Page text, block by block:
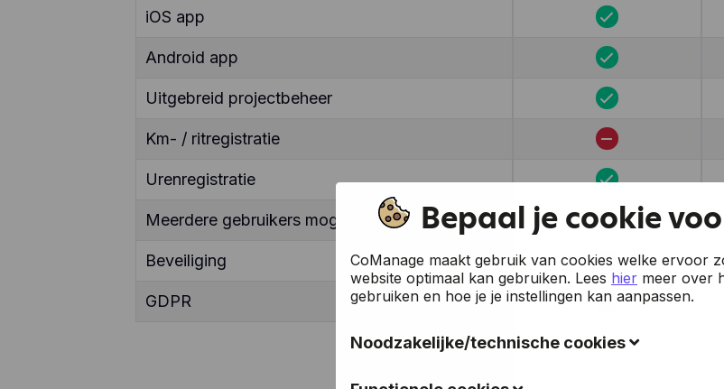
iOS app
Android app
Uitgebreid projectbeheer
Km- / ritregistratie
Urenregistratie
Meerdere gebruikers mogelijk
Beveiliging
GDPR
Bepaal je cookie
CoManage maakt gebruik van cookies welke ervoor
website optimaal kan gebruiken. Lees hier meer over
gebruiken en hoe je je instellingen kan aanpassen.
Noodzakelijke/technische cookies
Deze cookies verzamelen gegevens om de